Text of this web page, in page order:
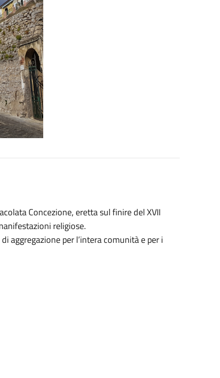
Concezione, eretta sul finire del XVII
religiose.
aggregazione per l’intera comunità e per i